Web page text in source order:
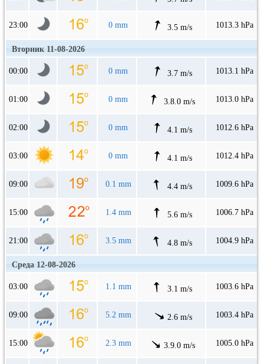
23:00 0 mm 3.5 m/s 1013.3 hPa
Вторник 11-08-2026
00:00 0 mm 3.7 m/s 1013.1 hPa
01:00 0 mm 3.8.0 m/s 1013.0 hPa
02:00 0 mm 4.1 m/s 1012.6 hPa
03:00 0 mm 4.1 m/s 1012.4 hPa
09:00 0.1 mm 4.4 m/s 1009.6 hPa
15:00 1.4 mm 5.6 m/s 1006.7 hPa
21:00 3.5 mm 4.8 m/s 1004.9 hPa
Среда 12-08-2026
03:00 1.1 mm 3.1 m/s 1003.6 hPa
09:00 5.2 mm 2.6 m/s 1003.4 hPa
15:00 2.3 mm 3.9.0 m/s 1005.0 hPa